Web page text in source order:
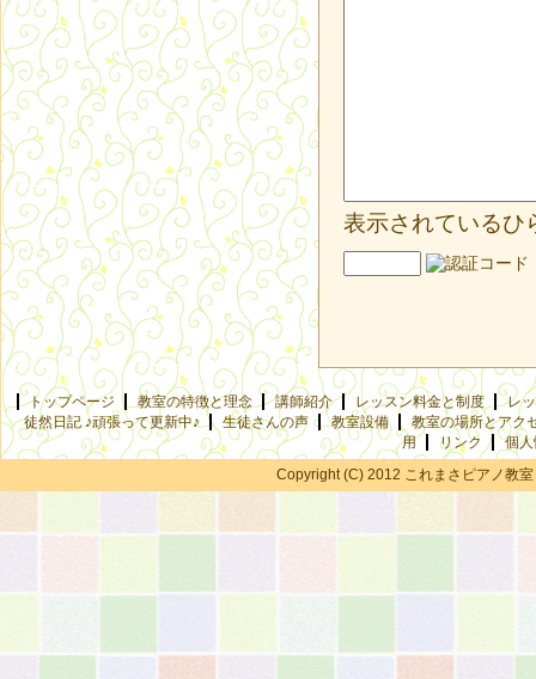
表示されているひ
トップページ 教室の特徴と理念 講師紹介 レッスン料金と制度
レ
徒然日記 ♪頑張って更新中♪
生徒さんの声 教室設備
教室の場所とアク
用
リンク
個
Copyright (C) 2012 これまさピアノ教